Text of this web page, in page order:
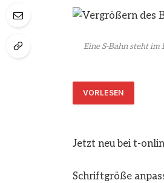
Eine S-Bahn steht
VORLESEN
Jetzt neu bei t-
Schriftgröße